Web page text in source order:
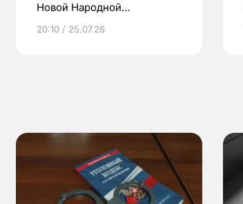
Новой Народной
20:10 / 25.07.26